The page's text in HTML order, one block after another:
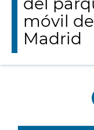
móvil
Madrid